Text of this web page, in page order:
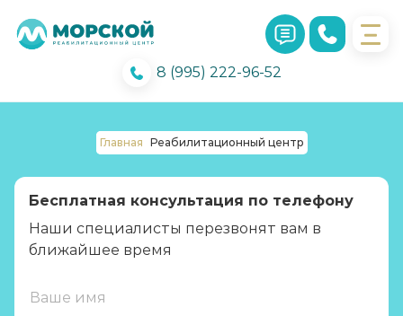
8 (995) 222-96-52
Главная Реабилитационный центр
Бесплатная консультация по телефону
Наши специалисты перезвонят вам в
ближайшее время